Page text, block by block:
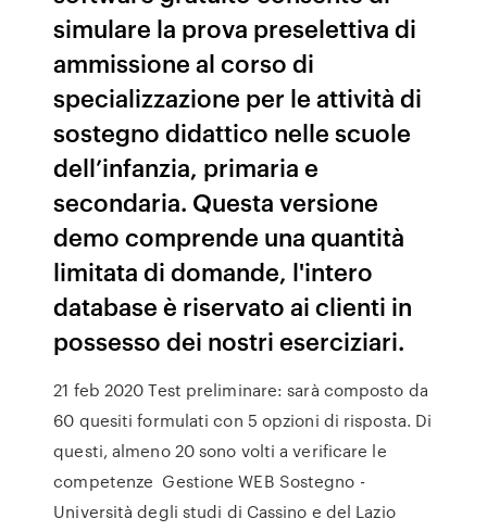
simulare la prova preselettiva di
ammissione al corso di
specializzazione per le attività di
sostegno didattico nelle scuole
dell’infanzia, primaria e
secondaria. Questa versione
demo comprende una quantità
limitata di domande, l'intero
database è riservato ai clienti in
possesso dei nostri eserciziari.
21 feb 2020 Test preliminare: sarà composto da
60 quesiti formulati con 5 opzioni di risposta. Di
questi, almeno 20 sono volti a verificare le
competenze Gestione WEB Sostegno -
Università degli studi di Cassino e del Lazio